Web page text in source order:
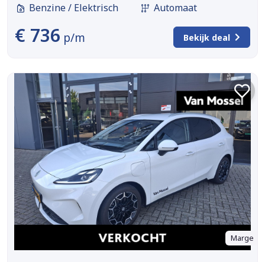
Benzine / Elektrisch
Automaat
€ 736 p/m Bekijk deal
Marge